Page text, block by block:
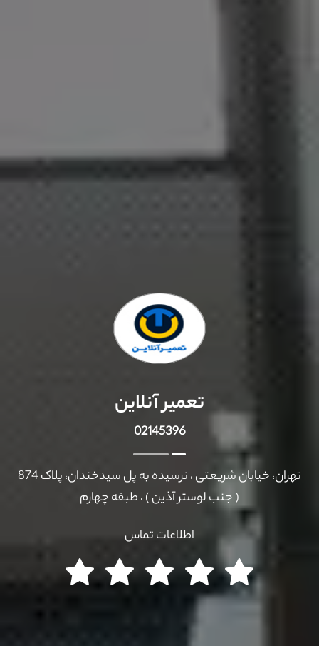
تعمیر آنلاین
02145396
تهران، خیابان شریعتی ، نرسیده به پل سیدخندان، پلاک 874
( جنب لوستر آذین ) ، طبقه چهارم
اطلاعات تماس